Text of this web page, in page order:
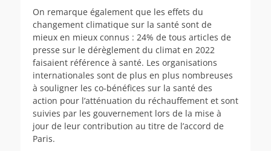
On remarque également que les effets du
changement climatique sur la santé sont de
mieux en mieux connus : 24% de tous articles de
presse sur le dérèglement du climat en 2022
faisaient référence à santé. Les organisations
internationales sont de plus en plus nombreuses
à souligner les co-bénéfices sur la santé des
action pour l’atténuation du réchauffement et sont
suivies par les gouvernement lors de la mise à
jour de leur contribution au titre de l’accord de
Paris.